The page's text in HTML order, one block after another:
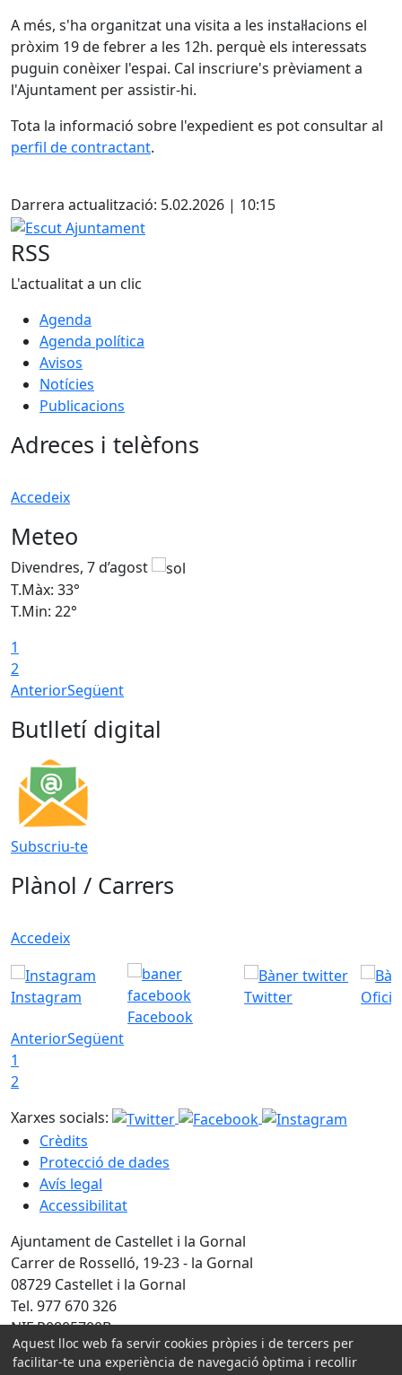
A més, s'ha organitzat una visita a les instal·lacions el
pròxim 19 de febrer a les 12h. perquè els interessats
puguin conèixer l'espai. Cal inscriure's prèviament a
l'Ajuntament per assistir-hi.
Tota la informació sobre l'expedient es pot consultar al
perfil de contractant.
Darrera actualització: 5.02.2026 | 10:15
Escut Ajuntament
RSS
L'actualitat a un clic
Agenda
Agenda política
Avisos
Notícies
Publicacions
Adreces i telèfons
Accedeix
Meteo
Divendres, 7 d’agost
T.Màx: 33°
T.Min: 22°
1
2
AnteriorSegüent
Butlletí digital
Subscriu-te
Plànol / Carrers
Accedeix
Instagram
Facebook
Twitter
AnteriorSegüent
1
2
Xarxes socials:
Crèdits
Protecció de dades
Avís legal
Accessibilitat
Ajuntament de Castellet i la Gornal
Carrer de Rosselló, 19-23 - la Gornal
08729 Castellet i la Gornal
Tel. 977 670 326
NIF P0805700B
Amb la col·laboració de:
Aquest lloc web fa servir cookies pròpies i de tercers per
facilitar-te una experiència de navegació òptima i recollir